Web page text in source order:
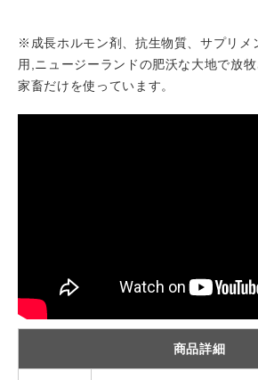
※成長ホルモン剤、抗生物質、サプリメ
用,ニュージーランドの肥沃な大地で放
家畜だけを使っています。
商品詳細